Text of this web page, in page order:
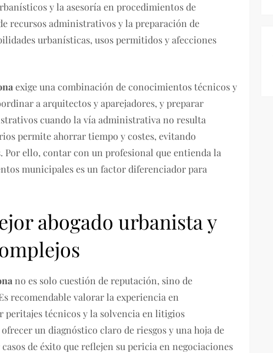
y la asesoría en procedimientos de
recursos administrativos y la preparación de
urbanísticas, usos permitidos y afecciones
exige una combinación de conocimientos técnicos y
a arquitectos y aparejadores, y preparar
cuando la vía administrativa no resulta
permite ahorrar tiempo y costes, evitando
Por ello, contar con un profesional que entienda la
municipales es un factor diferenciador para
abogado urbanista y
no es solo cuestión de reputación, sino de
recomendable valorar la experiencia en
peritajes técnicos y la solvencia en litigios
un diagnóstico claro de riesgos y una hoja de
de éxito que reflejen su pericia en negociaciones